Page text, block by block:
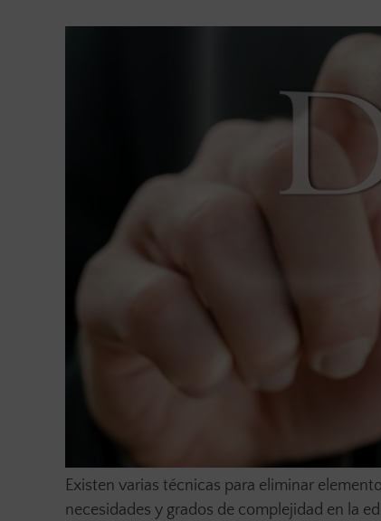
Existen varias técnicas para eliminar
necesidades y grados de complejidad en la